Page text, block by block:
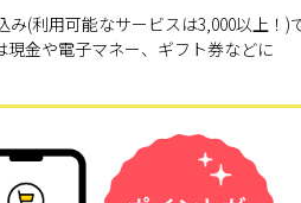
(利用可能なサービスは3,000以上！)
金や電子マネー、ギフト券などに